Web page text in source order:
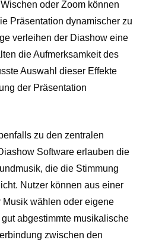
oder Zoom können
Präsentation dynamischer zu
verleihen der Diashow eine
die Aufmerksamkeit des
Auswahl dieser Effekte
der Präsentation
zu den zentralen
Software erlauben die
die die Stimmung
Nutzer können aus einer
wählen oder eigene
abgestimmte musikalische
zwischen den